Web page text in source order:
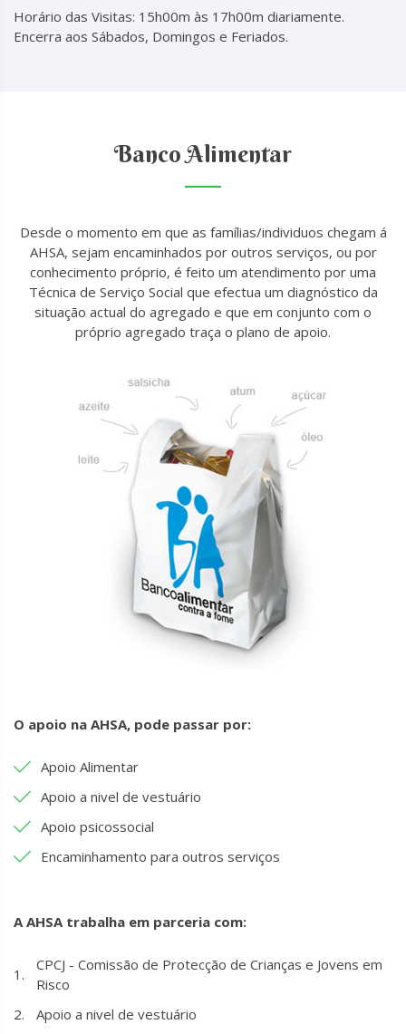
Horário das Visitas: 15h00m às 17h00m diariamente.
Encerra aos Sábados, Domingos e Feriados.
Banco Alimentar
Desde o momento em que as famílias/individuos chegam á
AHSA, sejam encaminhados por outros serviços, ou por
conhecimento próprio, é feito um atendimento por uma
Técnica de Serviço Social que efectua um diagnóstico da
situação actual do agregado e que em conjunto com o
próprio agregado traça o plano de apoio.
O apoio na AHSA, pode passar por:
Apoio Alimentar
Apoio a nivel de vestuário
Apoio psicossocial
Encaminhamento para outros serviços
A AHSA trabalha em parceria com:
CPCJ - Comissão de Protecção de Crianças e Jovens em
Risco
Apoio a nivel de vestuário